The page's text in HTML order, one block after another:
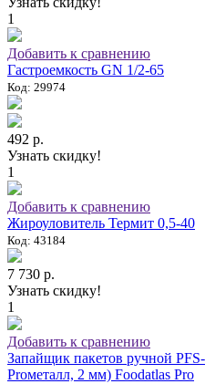
1
Добавить к сравнению
Гастроемкость GN 1/2-65
Код: 29974
492 р.
Узнать скидку!
1
Добавить к сравнению
Жироуловитель Термит 0,5-40
Код: 43184
7 730 р.
Узнать скидку!
1
Добавить к сравнению
Запайщик пакетов ручной
Proметалл, 2 мм) Foodatlas Pro